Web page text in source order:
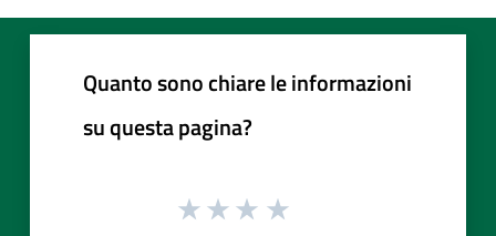
Quanto sono chiare le informazioni
su questa pagina?